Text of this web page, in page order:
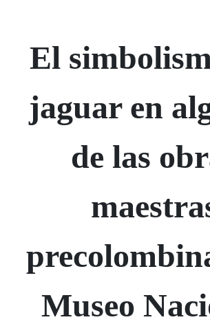
El
jaguar en
de las
Museo